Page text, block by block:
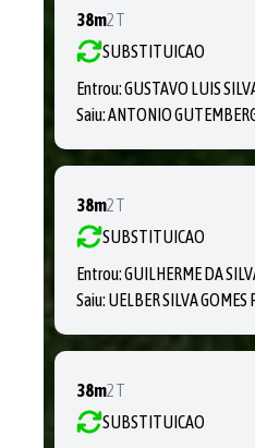
38m2T
SUBSTITUICAO
Entrou:GUSTAVO LUIS
Saiu:ANTONIO
38m2T
SUBSTITUICAO
Entrou:GUILHERME DA
Saiu: UELBER SILVA GOMES
38m2T
SUBSTITUICAO